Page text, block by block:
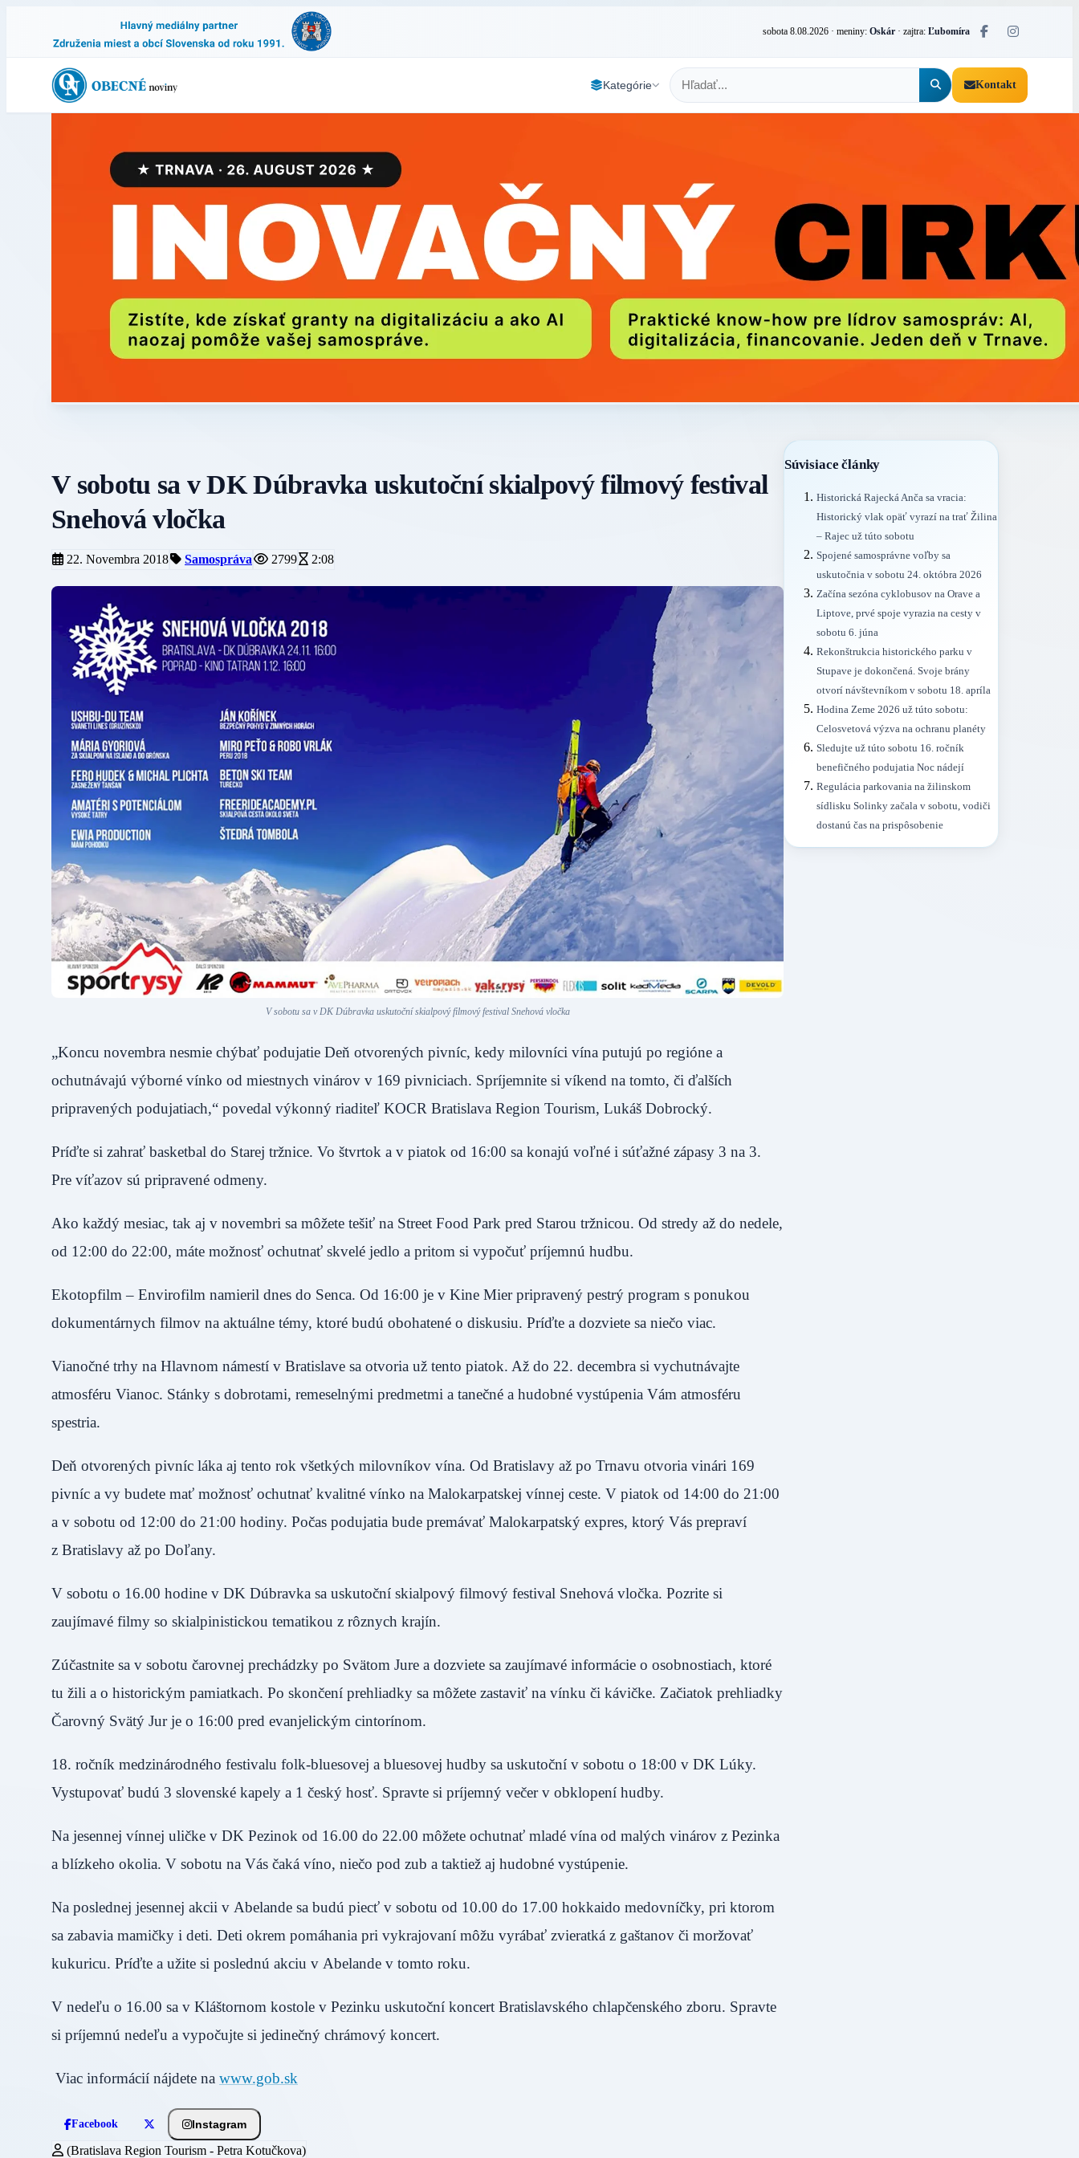
sobota 8.08.2026 · meniny: Oskár · zajtra: Ľubomíra
Kategórie Kontakt
V sobotu sa v DK Dúbravka uskutoční skialpový filmový festival
Snehová vločka
22. Novembra 2018 Samospráva 2799 2:08
V sobotu sa v DK Dúbravka uskutoční skialpový filmový festival Snehová vločka
„Koncu novembra nesmie chýbať podujatie Deň otvorených pivníc, kedy milovníci vína putujú po regióne a
ochutnávajú výborné vínko od miestnych vinárov v 169 pivniciach. Spríjemnite si víkend na tomto, či ďalších
pripravených podujatiach,“ povedal výkonný riaditeľ KOCR Bratislava Region Tourism, Lukáš Dobrocký.
Príďte si zahrať basketbal do Starej tržnice. Vo štvrtok a v piatok od 16:00 sa konajú voľné i súťažné zápasy 3 na 3.
Pre víťazov sú pripravené odmeny.
Ako každý mesiac, tak aj v novembri sa môžete tešiť na Street Food Park pred Starou tržnicou. Od stredy až do nedele,
od 12:00 do 22:00, máte možnosť ochutnať skvelé jedlo a pritom si vypočuť príjemnú hudbu.
Ekotopfilm – Envirofilm namieril dnes do Senca. Od 16:00 je v Kine Mier pripravený pestrý program s ponukou
dokumentárnych filmov na aktuálne témy, ktoré budú obohatené o diskusiu. Príďte a dozviete sa niečo viac.
Vianočné trhy na Hlavnom námestí v Bratislave sa otvoria už tento piatok. Až do 22. decembra si vychutnávajte
atmosféru Vianoc. Stánky s dobrotami, remeselnými predmetmi a tanečné a hudobné vystúpenia Vám atmosféru
spestria.
Deň otvorených pivníc láka aj tento rok všetkých milovníkov vína. Od Bratislavy až po Trnavu otvoria vinári 169
pivníc a vy budete mať možnosť ochutnať kvalitné vínko na Malokarpatskej vínnej ceste. V piatok od 14:00 do 21:00
a v sobotu od 12:00 do 21:00 hodiny. Počas podujatia bude premávať Malokarpatský expres, ktorý Vás prepraví
z Bratislavy až po Doľany.
V sobotu o 16.00 hodine v DK Dúbravka sa uskutoční skialpový filmový festival Snehová vločka. Pozrite si
zaujímavé filmy so skialpinistickou tematikou z rôznych krajín.
Zúčastnite sa v sobotu čarovnej prechádzky po Svätom Jure a dozviete sa zaujímavé informácie o osobnostiach, ktoré
tu žili a o historickým pamiatkach. Po skončení prehliadky sa môžete zastaviť na vínku či kávičke. Začiatok prehliadky
Čarovný Svätý Jur je o 16:00 pred evanjelickým cintorínom.
18. ročník medzinárodného festivalu folk-bluesovej a bluesovej hudby sa uskutoční v sobotu o 18:00 v DK Lúky.
Vystupovať budú 3 slovenské kapely a 1 český hosť. Spravte si príjemný večer v obklopení hudby.
Na jesennej vínnej uličke v DK Pezinok od 16.00 do 22.00 môžete ochutnať mladé vína od malých vinárov z Pezinka
a blízkeho okolia. V sobotu na Vás čaká víno, niečo pod zub a taktiež aj hudobné vystúpenie.
Na poslednej jesennej akcii v Abelande sa budú piecť v sobotu od 10.00 do 17.00 hokkaido medovníčky, pri ktorom
sa zabavia mamičky i deti. Deti okrem pomáhania pri vykrajovaní môžu vyrábať zvieratká z gaštanov či moržovať
kukuricu. Príďte a užite si poslednú akciu v Abelande v tomto roku.
V nedeľu o 16.00 sa v Kláštornom kostole v Pezinku uskutoční koncert Bratislavského chlapčenského zboru. Spravte
si príjemnú nedeľu a vypočujte si jedinečný chrámový koncert.
Viac informácií nájdete na www.gob.sk
Facebook Instagram
(Bratislava Region Tourism - Petra Kotučkova)
Súvisiace články
Historická Rajecká Anča sa vracia:
Historický vlak opäť vyrazí na trať Žilina
– Rajec už túto sobotu
Spojené samosprávne voľby sa
uskutočnia v sobotu 24. októbra 2026
Začína sezóna cyklobusov na Orave a
Liptove, prvé spoje vyrazia na cesty v
sobotu 6. júna
Rekonštrukcia historického parku v
Stupave je dokončená. Svoje brány
otvorí návštevníkom v sobotu 18. apríla
Hodina Zeme 2026 už túto sobotu:
Celosvetová výzva na ochranu planéty
Sledujte už túto sobotu 16. ročník
benefičného podujatia Noc nádejí
Regulácia parkovania na žilinskom
sídlisku Solinky začala v sobotu, vodiči
dostanú čas na prispôsobenie